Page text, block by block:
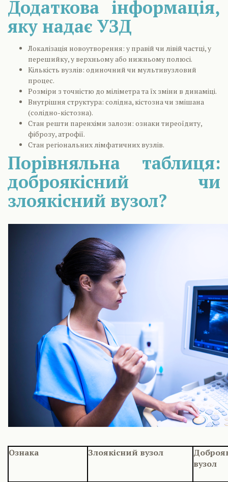
Додаткова інформація,
яку надає УЗД
Локалізація новоутворення: у правій чи лівій частці, у
перешийку, у верхньому або нижньому полюсі.
Кількість вузлів: одиночний чи мультивузловий
процес.
Розміри з точністю до міліметра та їх зміни в динаміці.
Внутрішня структура: солідна, кістозна чи змішана
(солідно-кістозна).
Стан решти паренхіми залози: ознаки тиреоїдиту,
фіброзу, атрофії.
Стан регіональних лімфатичних вузлів.
Порівняльна таблиця:
доброякісний чи
злоякісний вузол?
Ознака Злоякісний вузол
вузол